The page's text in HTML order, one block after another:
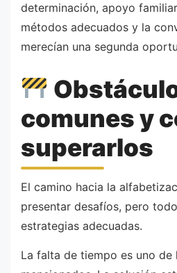
determinación, apoyo
métodos adecuados y la
merecían una segunda
comunes y
superarlos
El camino hacia la
presentar desafíos, pero
estrategias adecuadas.
La falta de tiempo es uno de